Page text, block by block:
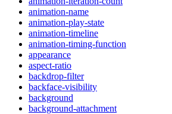
animation-name
animation-play-state
animation-timeline
animation-timing-function
appearance
aspect-ratio
backdrop-filter
backface-visibility
background
background-attachment